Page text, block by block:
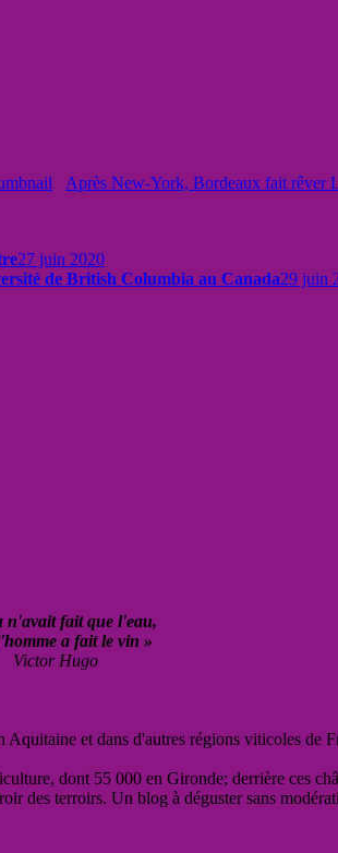
Après New-York, Bordeaux fait rêver
27 juin 2020
de British Columbia au Canada29 juin
n'avait fait que l'eau,
a fait le vin »
Victor Hugo
et dans d'autres régions viticoles de
dont 55 000 en Gironde; derrière ces
des terroirs. Un blog à déguster sans